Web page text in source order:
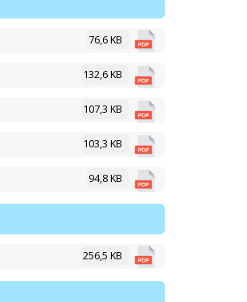
76,6 KB
132,6 KB
107,3 KB
103,3 KB
94,8 KB
256,5 KB